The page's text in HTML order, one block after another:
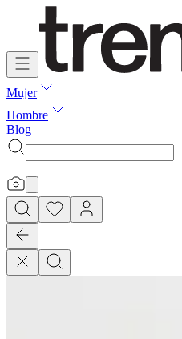
Mujer
Hombre
Blog